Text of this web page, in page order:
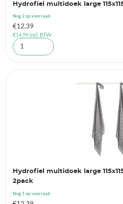
Hydrofiel multidoek large
Nog 2 op voorraad.
€12,39
€14,99incl. BTW
Hydrofiel multidoek large
2pack
Nog 1 op voorraad.